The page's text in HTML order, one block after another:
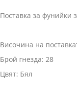
Поставка за фунийки
Височина на
Брой гнезда: 28
Цвят: Бял